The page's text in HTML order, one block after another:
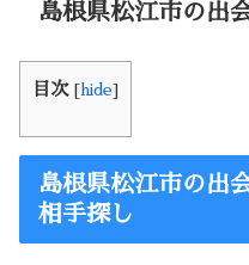
島根県松江市の出
目次 [ hide]
島根県松江市の出
相手探し